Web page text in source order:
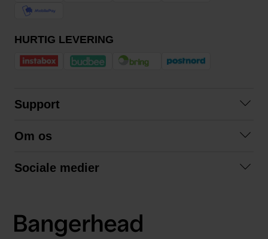
HURTIG LEVERING
Support
Betingelser
Om os
Sociale medier
LinkedIn